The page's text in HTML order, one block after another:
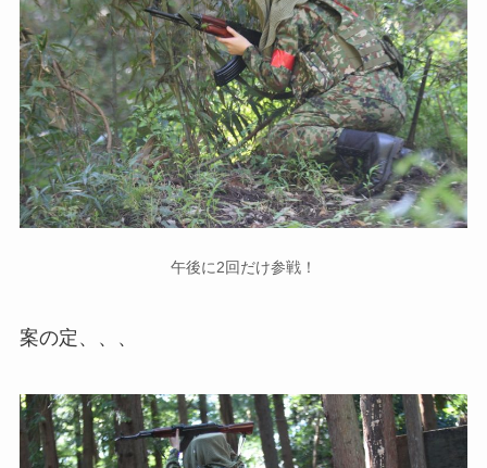
午後に2回だけ参戦！
案の定、、、